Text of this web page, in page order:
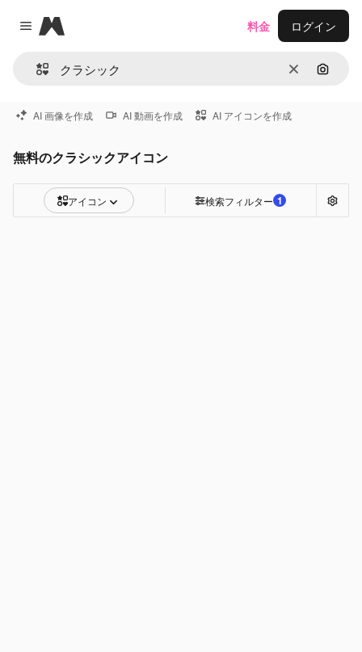
Close menu
Magnific
消去 画像で
料金 ログイン
AI 画像を作成 AI 動画を作成 AI アイコンを作成
無料のクラシックアイコン
アイコン 検索フィルター 1